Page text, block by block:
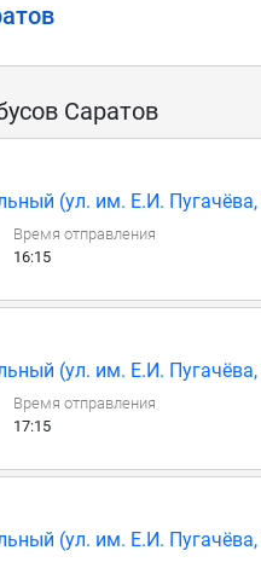
Саратов
(ул. им. Е.И.
Время отправления
16:15
(ул. им. Е.И.
Время отправления
17:15
(ул. им. Е.И.